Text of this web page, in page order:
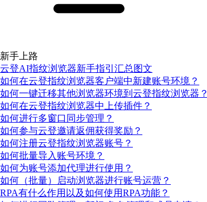
新手上路
云登AI指纹浏览器新手指引汇总图文
如何在云登指纹浏览器客户端中新建账号环境？
如何一键迁移其他浏览器环境到云登指纹浏览器？
如何在云登指纹浏览器中上传插件？
如何进行多窗口同步管理？
如何参与云登邀请返佣获得奖励？
如何注册云登指纹浏览器账号？
如何批量导入账号环境？
如何为账号添加代理进行使用？
如何（批量）启动浏览器进行账号运营？
RPA有什么作用以及如何使用RPA功能？